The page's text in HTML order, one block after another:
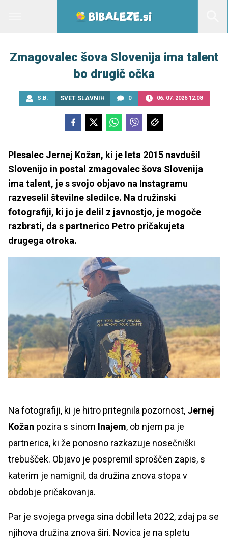
Zmagovalec šova Slovenija ima talent
bo drugič očka
S.B. SVET SLAVNIH 0 06. 07. 2026 12.08
Plesalec Jernej Kožan, ki je leta 2015 navdušil
Slovenijo in postal zmagovalec šova Slovenija
ima talent, je s svojo objavo na Instagramu
razveselil številne sledilce. Na družinski
fotografiji, ki jo je delil z javnostjo, je mogoče
razbrati, da s partnerico Petro pričakujeta
drugega otroka.
Na fotografiji, ki je hitro pritegnila pozornost, Jernej
Kožan pozira s sinom Inajem, ob njem pa je
partnerica, ki že ponosno razkazuje nosečniški
trebušček. Objavo je pospremil sproščen zapis, s
katerim je namignil, da družina znova stopa v
obdobje pričakovanja.
Par je svojega prvega sina dobil leta 2022, zdaj pa se
njihova družina znova širi. Novica je na spletu